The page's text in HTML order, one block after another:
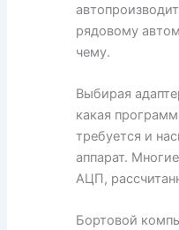
рядовому
чему.
Выбирая
какая
требуется и
аппарат.
АЦП,
Бортовой